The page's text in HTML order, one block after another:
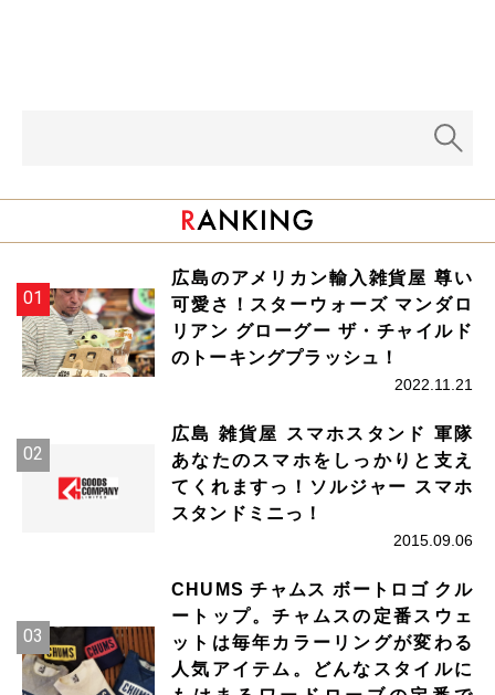
広島のアメリカン輸入雑貨屋 尊い
可愛さ！スターウォーズ マンダロ
リアン グローグー ザ・チャイルド
のトーキングプラッシュ！
2022.11.21
広島 雑貨屋 スマホスタンド 軍隊
あなたのスマホをしっかりと支え
てくれますっ！ソルジャー スマホ
スタンドミニっ！
2015.09.06
CHUMS チャムス ボートロゴ クル
ートップ。チャムスの定番スウェ
ットは毎年カラーリングが変わる
人気アイテム。どんなスタイルに